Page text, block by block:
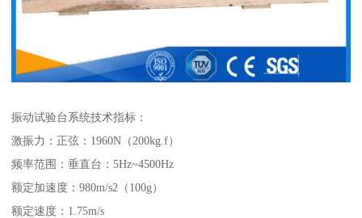
振动试验台系统技术指标：
激振力：正弦：1960N（200kg.f）
频率范围：垂直台：5Hz~4500Hz
额定加速度：980m/s2（100g）
额定速度：1.75m/s